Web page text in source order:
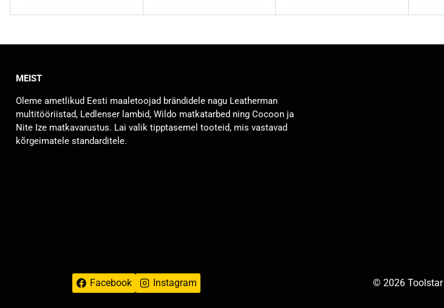
teha
tootelehel.
MEIST
Oleme ametlikud Eesti maaletoojad brändidele nagu Leatherman
multitööriistad, Ledlenser lambid, Wildo matkatarbed ning Cocoon ja
Nite Ize matkavarustus. Lai valik tipptasemel tooteid, mis vastavad
kõrgeimatele standarditele.
Facebook Instagram © 2026 Toolstar